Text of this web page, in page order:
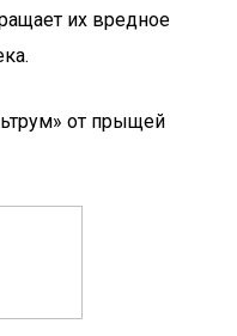
их вредное
от прыщей